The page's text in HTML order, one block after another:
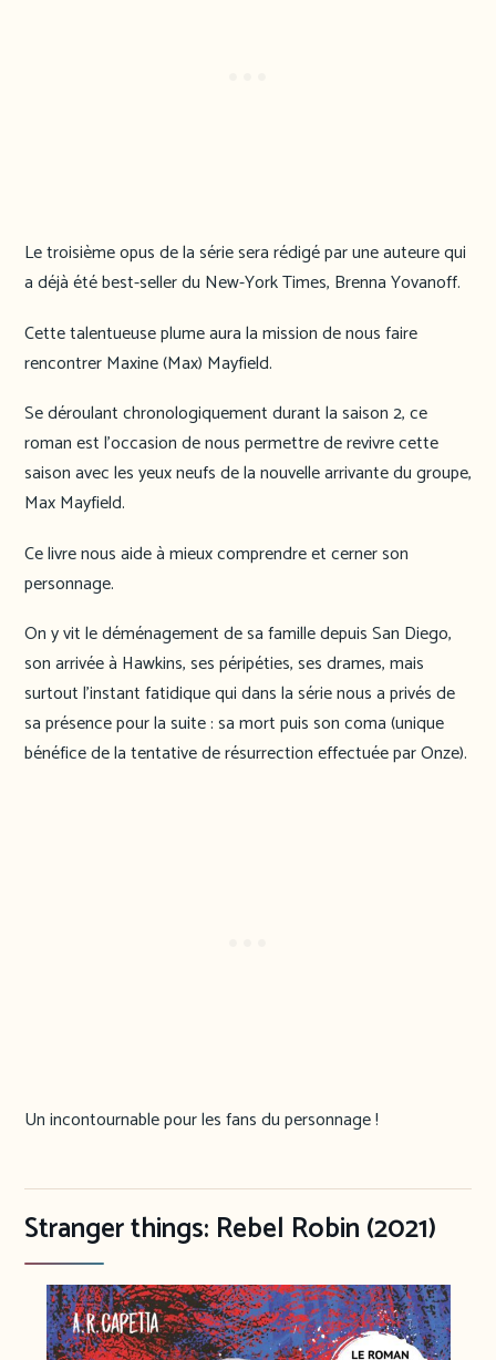
Le troisième opus de la série sera rédigé par une auteure qui
a déjà été best-seller du New-York Times, Brenna Yovanoff.
Cette talentueuse plume aura la mission de nous faire
rencontrer Maxine (Max) Mayfield.
Se déroulant chronologiquement durant la saison 2, ce
roman est l’occasion de nous permettre de revivre cette
saison avec les yeux neufs de la nouvelle arrivante du groupe,
Max Mayfield.
Ce livre nous aide à mieux comprendre et cerner son
personnage.
On y vit le déménagement de sa famille depuis San Diego,
son arrivée à Hawkins, ses péripéties, ses drames, mais
surtout l’instant fatidique qui dans la série nous a privés de
sa présence pour la suite : sa mort puis son coma (unique
bénéfice de la tentative de résurrection effectuée par Onze).
Un incontournable pour les fans du personnage !
Stranger things: Rebel Robin (2021)